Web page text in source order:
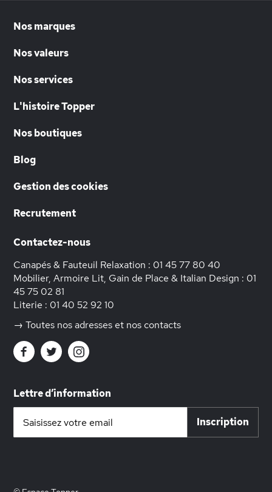
Nos marques
Nos valeurs
Nos services
L'histoire Topper
Nos boutiques
Blog
Gestion des cookies
Recrutement
Contactez-nous
Canapés & Fauteuil Relaxation : 01 45 77 80 40
Mobilier, Armoire Lit, Gain de Place & Italian Design : 01
45 75 02 81
Literie : 01 40 52 92 10
→ Toutes nos adresses et nos contacts
Lettre d’information
notre
Inscription